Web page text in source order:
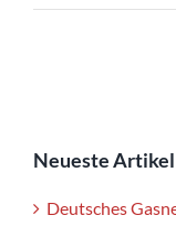
Neueste Artikel
Deutsches